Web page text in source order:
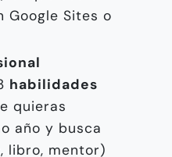
Google Sites o
habilidades
quieras
año y busca
libro, mentor)